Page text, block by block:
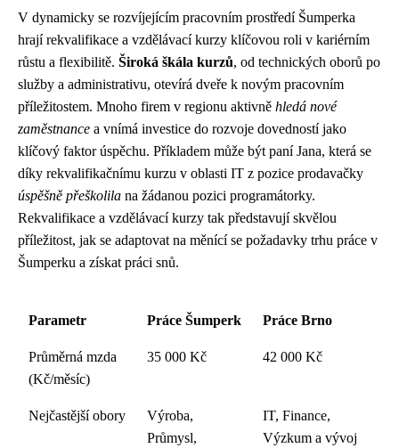
V dynamicky se rozvíjejícím pracovním prostředí Šumperka
hrají rekvalifikace a vzdělávací kurzy klíčovou roli v kariérním
růstu a flexibilitě. Široká škála kurzů, od technických oborů po
služby a administrativu, otevírá dveře k novým pracovním
příležitostem. Mnoho firem v regionu aktivně hledá nové
zaměstnance a vnímá investice do rozvoje dovedností jako
klíčový faktor úspěchu. Příkladem může být paní Jana, která se
díky rekvalifikačnímu kurzu v oblasti IT z pozice prodavačky
úspěšně přeškolila na žádanou pozici programátorky.
Rekvalifikace a vzdělávací kurzy tak představují skvělou
příležitost, jak se adaptovat na měnící se požadavky trhu práce v
Šumperku a získat práci snů.
Parametr Práce Šumperk Práce Brno
Průměrná mzda
(Kč/měsíc)
35 000 Kč 42 000 Kč
Nejčastější obory
Výroba,
Průmysl,
IT, Finance,
Výzkum a vývoj